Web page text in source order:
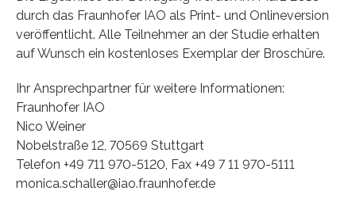
durch das Fraunhofer IAO als Print- und Onlineversion
veröffentlicht. Alle Teilnehmer an der Studie erhalten
auf Wunsch ein kostenloses Exemplar der Broschüre.
Ihr Ansprechpartner für weitere Informationen:
Fraunhofer IAO
Nico Weiner
Nobelstraße 12, 70569 Stuttgart
Telefon +49 711 970-5120, Fax +49 7 11 970-5111
monica.schaller@iao.fraunhofer.de